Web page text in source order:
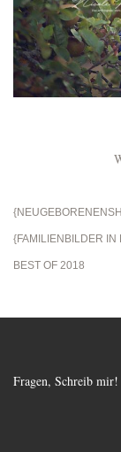
{FAMILIENBILDER
BEST OF 2018
Fragen, Schreib mir!